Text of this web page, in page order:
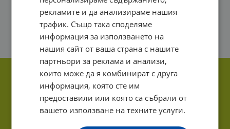
рекламите и да анализираме нашия
трафик. Също така споделяме
информация за използването на
нашия сайт от ваша страна с нашите
партньори за реклама и анализи,
които може да я комбинират с друга
информация, която сте им
предоставили или която са събрали от
вашето използване на техните услуги.